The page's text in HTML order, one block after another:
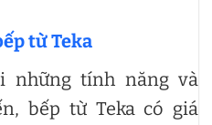
từ Teka
những tính năng và
bếp từ Teka có giá